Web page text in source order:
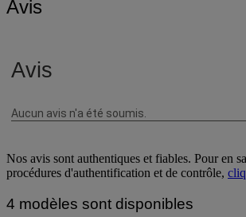
Avis
Nos avis sont authentiques et fiables. Pour en
procédures d'authentification et de contrôle,
4 modèles sont disponibles